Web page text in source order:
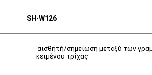
SH-W126
αισθητή/σημείωση μεταξύ των
κειμένου τρίχας